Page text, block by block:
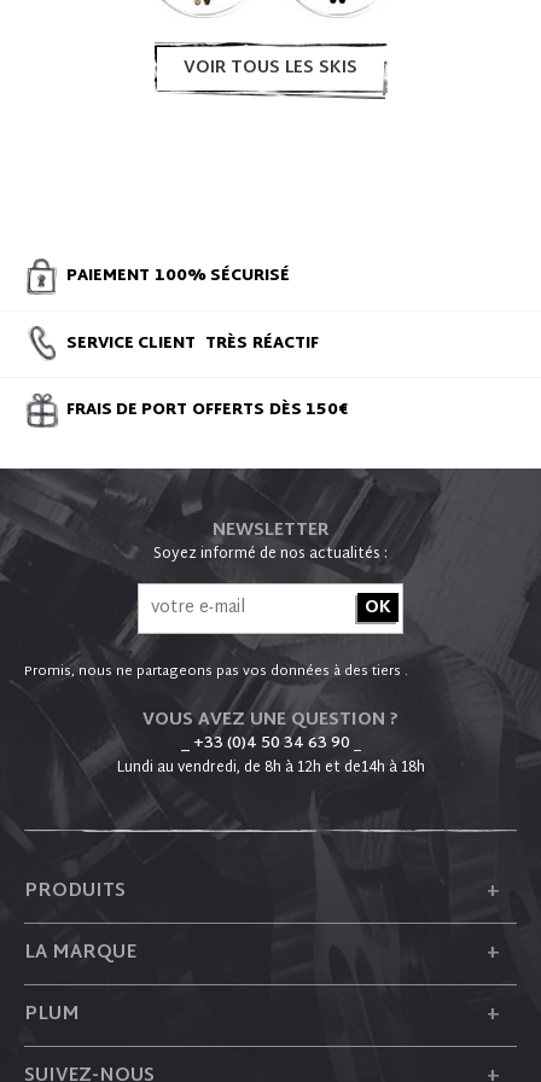
VOIR TOUS LES SKIS
PAIEMENT 100% SÉCURISÉ
SERVICE CLIENT TRÈS RÉACTIF
FRAIS DE PORT OFFERTS DÈS 150€
NEWSLETTER
Soyez informé de nos actualités :
Promis, nous ne partageons pas vos données à des tiers .
VOUS AVEZ UNE QUESTION ?
_ +33 (0)4 50 34 63 90_
Lundi au vendredi, de 8h à 12h et de14h à 18h
PRODUITS +
LA MARQUE +
PLUM +